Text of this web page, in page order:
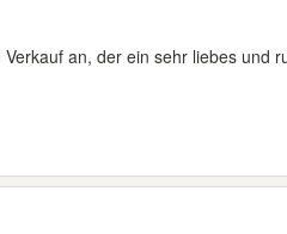
an, der ein sehr liebes und